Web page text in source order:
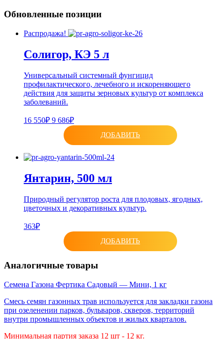
Обновленные позиции
Распродажа!
Солигор, КЭ 5 л
Универсальный системный фунгицид
профилактического, лечебного и искореняющего
действия для защиты зерновых культур от комплекса
заболеваний.
16 550₽ 9 686₽
ДОБАВИТЬ
Янтарин, 500 мл
Природный регулятор роста для плодовых, ягодных,
цветочных и декоративных культур.
363₽
ДОБАВИТЬ
Аналогичные товары
Семена Газона Фертика Садовый — Мини, 1 кг
Смесь семян газонных трав используется для закладки газона
при озеленении парков, бульваров, скверов, территорий
внутри промышленных объектов и жилых кварталов.
Минимальная партия заказа 12 шт - 12 кг.